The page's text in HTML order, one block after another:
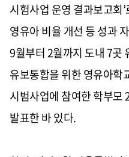
시험사업 운영 결과보고회’
영유아 비율 개선 등 성과
9월부터2월까지 도내7곳
유보통합을 위한 영유아학
시범사업에 참여한 학부모
발표한 바 있다.